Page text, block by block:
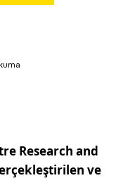
Research and
ve